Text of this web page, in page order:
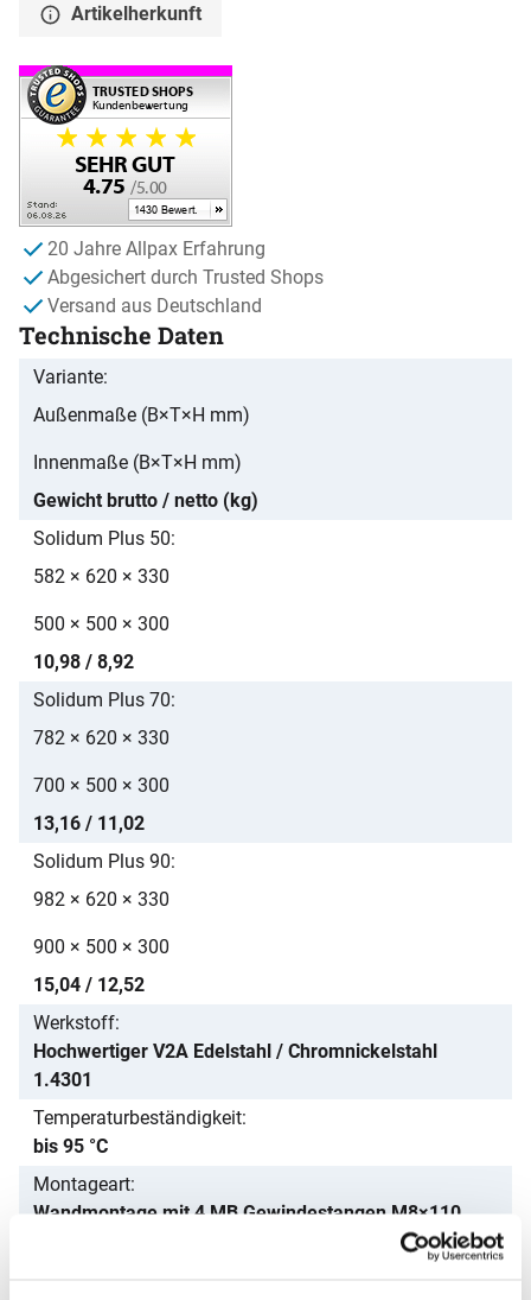
Artikelherkunft
20 Jahre Allpax Erfahrung
Abgesichert durch Trusted Shops
Versand aus Deutschland
Technische Daten
Variante
Außenmaße (B×T×H mm)
Innenmaße (B×T×H mm)
Gewicht brutto / netto (kg)
Solidum Plus 50
582 × 620 × 330
500 × 500 × 300
10,98 / 8,92
Solidum Plus 70
782 × 620 × 330
700 × 500 × 300
13,16 / 11,02
Solidum Plus 90
982 × 620 × 330
900 × 500 × 300
15,04 / 12,52
Werkstoff
Hochwertiger V2A Edelstahl / Chromnickelstahl
1.4301
Temperaturbeständigkeit
bis 95 °C
Montageart
Wandmontage mit 4 MB Gewindestangen M8×110
mm mit Scheibe, Mutter und DN 12×80 Siebhülse